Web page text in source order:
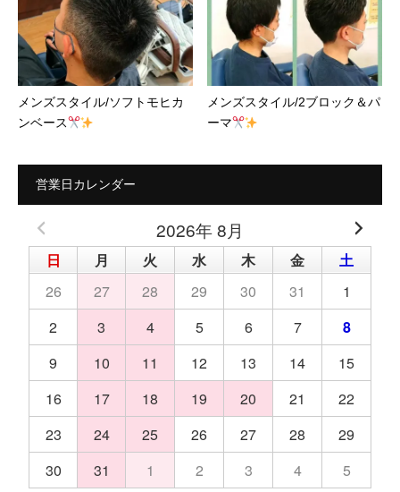
メンズスタイル/ソフトモヒカ
ンベース
メンズスタイル/2ブロック＆パ
ーマ
営業日カレンダー
2026年 8月
日 月 火 水 木 金
土
26
27 28 29 30 31
1
2
3 4 5 6 7
8
9
10 11 12 13 14
15
16
17 18 19 20 21
22
23
24 25 26 27 28
29
30
31 1 2 3 4 5